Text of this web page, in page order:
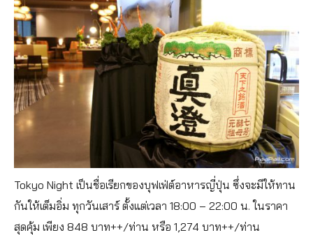
Tokyo Night เป็นชื่อเรียกของบุฟเฟ่ต์อาหารญี่ปุ่น ซึ่งจะมีให้ทาน
กันให้เต็มอิ่ม ทุกวันเสาร์ ตั้งแต่เวลา 18:00 – 22:00 น. ในราคา
สุดคุ้ม เพียง 848 บาท++/ท่าน หรือ 1,274 บาท++/ท่าน